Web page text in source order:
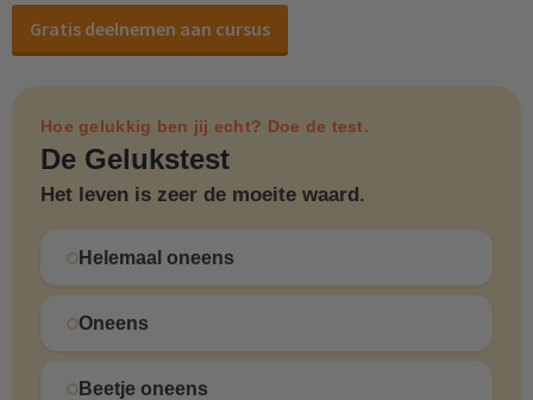
Gratis deelnemen aan cursus
Hoe gelukkig ben jij echt? Doe de test.
De Gelukstest
Het leven is zeer de moeite waard.
Helemaal oneens
Oneens
Beetje oneens